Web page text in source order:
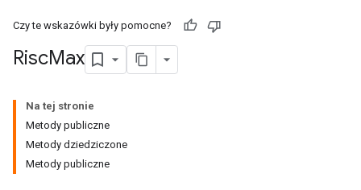
Czy te wskazówki były pomocne?
RiscMax
Na tej stronie
Metody publiczne
Metody dziedziczone
Metody publiczne